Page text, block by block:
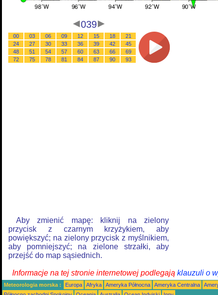
039
00 03 06 09 12 15 18
21
24
27 30 33 36 39 42
45
48
51 54 57 60 63 66
69
72
75 78 81 84 87 90 93
Aby zmienić mapę: kliknij na zielony
przycisk z czarnym krzyżykiem, aby
powiększyć; na zielony przycisk z myślnikiem,
aby pomniejszyć; na zielone strzałki, aby
przejść do map sąsiednich.
Informacje na tej stronie internetowej podlegają klauzuli o
Meteorologia morska : Europa Afryka Ameryka Północna Ameryka Centralna